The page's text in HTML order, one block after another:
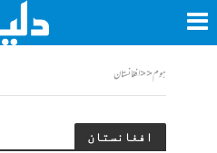
ہوم<<افغانستان
افغانستان